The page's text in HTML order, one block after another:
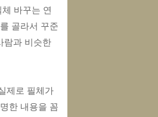
바꾸는 연
골라서 꾸준
람과 비슷한
제로 필체가
한 내용을 꼼